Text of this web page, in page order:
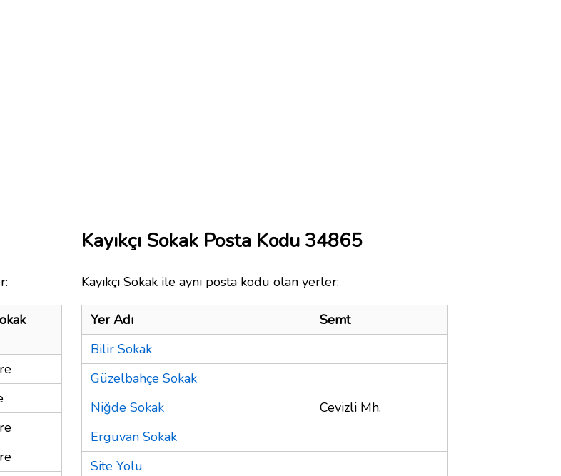
Kayıkçı Sokak Posta Kodu 34865
Kayıkçı Sokak ile aynı posta kodu olan yerler:
Yer Adı
Semt
Bilir Sokak
Güzelbahçe Sokak
Niğde Sokak
Cevizli Mh.
Erguvan Sokak
Site Yolu